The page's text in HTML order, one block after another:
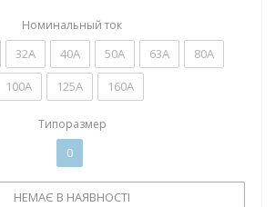
Номинальный ток
32А 40А 50А 63А
80А
100А
125А 160А
Типоразмер
0
НЕМАЄ В НАЯВНОСТІ